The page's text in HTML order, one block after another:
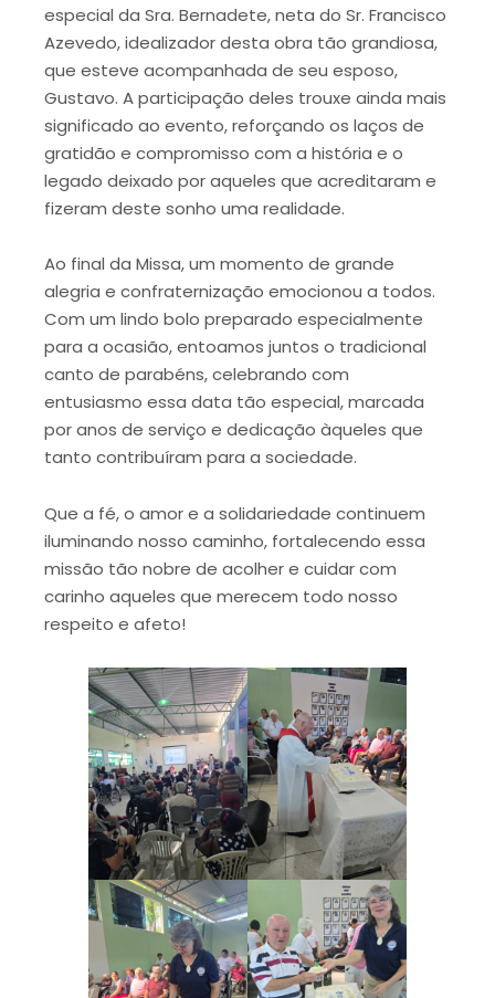
especial da Sra. Bernadete, neta do Sr. Francisco
Azevedo, idealizador desta obra tão grandiosa,
que esteve acompanhada de seu esposo,
Gustavo. A participação deles trouxe ainda mais
significado ao evento, reforçando os laços de
gratidão e compromisso com a história e o
legado deixado por aqueles que acreditaram e
fizeram deste sonho uma realidade.
Ao final da Missa, um momento de grande
alegria e confraternização emocionou a todos.
Com um lindo bolo preparado especialmente
para a ocasião, entoamos juntos o tradicional
canto de parabéns, celebrando com
entusiasmo essa data tão especial, marcada
por anos de serviço e dedicação àqueles que
tanto contribuíram para a sociedade.
Que a fé, o amor e a solidariedade continuem
iluminando nosso caminho, fortalecendo essa
missão tão nobre de acolher e cuidar com
carinho aqueles que merecem todo nosso
respeito e afeto!